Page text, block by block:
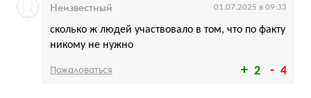
2 4
сколько ж людей участвовало в том, что по факту
никому не нужно
Неизвестный 01.07.2025 в 09:33
Пожаловаться